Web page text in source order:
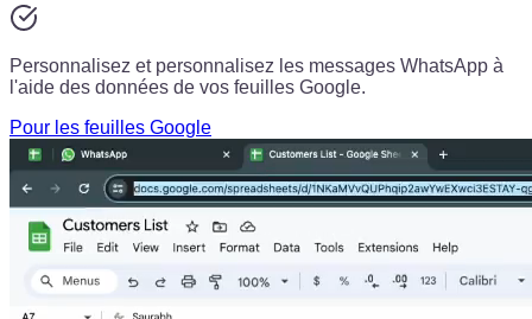
Personnalisez et personnalisez les messages WhatsApp à
l'aide des données de vos feuilles Google.
Pour les feuilles Google